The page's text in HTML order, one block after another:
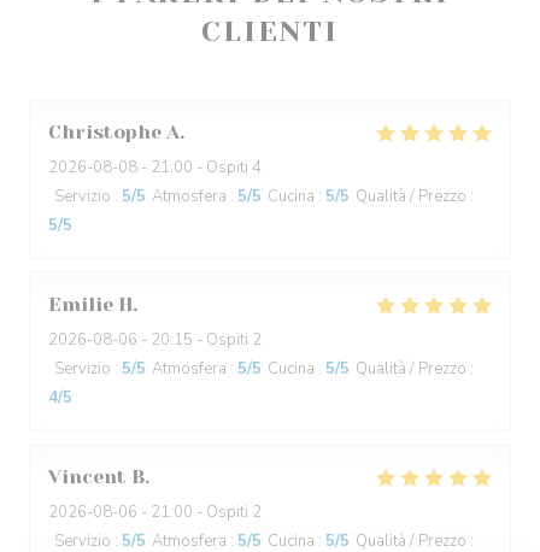
CLIENTI
Christophe A
2026-08-08 - 21:00 - Ospiti 4
Servizio : 5/5 Atmosfera : 5/5 Cucina : 5/5 Qualità / Prezzo :
5/5
Emilie H
2026-08-06 - 20:15 - Ospiti 2
Servizio : 5/5 Atmosfera : 5/5 Cucina : 5/5 Qualità / Prezzo :
4/5
Vincent B
2026-08-06 - 21:00 - Ospiti 2
Servizio : 5/5 Atmosfera : 5/5 Cucina : 5/5 Qualità / Prezzo :